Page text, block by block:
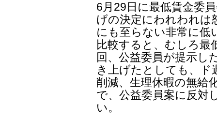
6月29日に最低賃金委
げの決定にわれわれは
にも至らない非常に低
比較すると、むしろ最
回、公益委員が提示し
き上げたとしても、ド
削減、生理休暇の無給
で、公益委員案に反対
い。